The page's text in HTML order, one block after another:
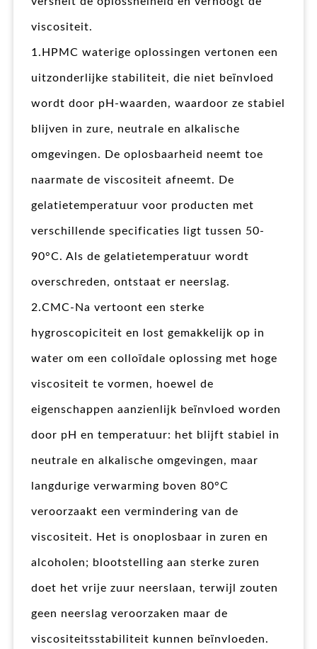
viscositeit.
1.HPMC waterige oplossingen vertonen een
uitzonderlijke stabiliteit, die niet beïnvloed
wordt door pH-waarden, waardoor ze stabiel
blijven in zure, neutrale en alkalische
omgevingen. De oplosbaarheid neemt toe
naarmate de viscositeit afneemt. De
gelatietemperatuur voor producten met
verschillende specificaties ligt tussen 50-
90°C. Als de gelatietemperatuur wordt
overschreden, ontstaat er neerslag.
2.CMC-Na vertoont een sterke
hygroscopiciteit en lost gemakkelijk op in
water om een colloïdale oplossing met hoge
viscositeit te vormen, hoewel de
eigenschappen aanzienlijk beïnvloed worden
door pH en temperatuur: het blijft stabiel in
neutrale en alkalische omgevingen, maar
langdurige verwarming boven 80°C
veroorzaakt een vermindering van de
viscositeit. Het is onoplosbaar in zuren en
alcoholen; blootstelling aan sterke zuren
doet het vrije zuur neerslaan, terwijl zouten
geen neerslag veroorzaken maar de
viscositeitsstabiliteit kunnen beïnvloeden.